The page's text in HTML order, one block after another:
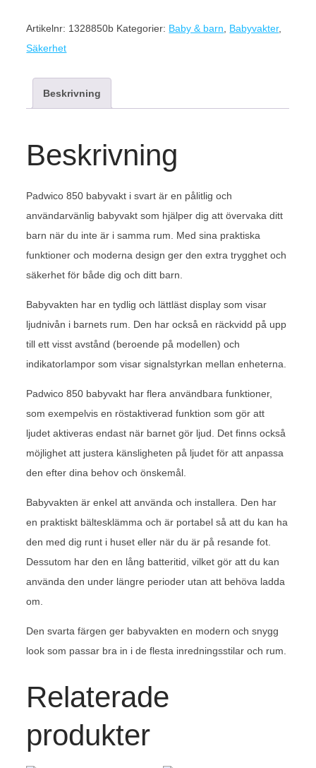
Artikelnr: 1328850b Kategorier: Baby & barn Babyvakter,
Säkerhet
Beskrivning
Beskrivning
Padwico 850 babyvakt i svart är en pålitlig och
användarvänlig babyvakt som hjälper dig att övervaka ditt
barn när du inte är i samma rum. Med sina praktiska
funktioner och moderna design ger den extra trygghet och
säkerhet för både dig och ditt barn.
Babyvakten har en tydlig och lättläst display som visar
ljudnivån i barnets rum. Den har också en räckvidd på upp
till ett visst avstånd (beroende på modellen) och
indikatorlampor som visar signalstyrkan mellan enheterna.
Padwico 850 babyvakt har flera användbara funktioner,
som exempelvis en röstaktiverad funktion som gör att
ljudet aktiveras endast när barnet gör ljud. Det finns också
möjlighet att justera känsligheten på ljudet för att anpassa
den efter dina behov och önskemål.
Babyvakten är enkel att använda och installera. Den har
en praktiskt bältesklämma och är portabel så att du kan ha
den med dig runt i huset eller när du är på resande fot.
Dessutom har den en lång batteritid, vilket gör att du kan
använda den under längre perioder utan att behöva ladda
om.
Den svarta färgen ger babyvakten en modern och snygg
look som passar bra in i de flesta inredningsstilar och rum.
Relaterade
produkter